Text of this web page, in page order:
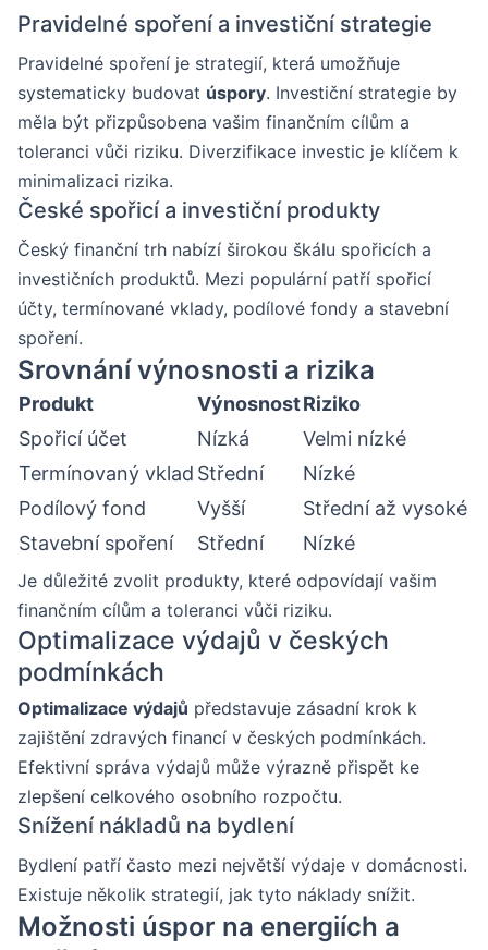
Pravidelné spoření a investiční strategie
Pravidelné spoření je strategií, která umožňuje
systematicky budovat úspory. Investiční strategie by
měla být přizpůsobena vašim finančním cílům a
toleranci vůči riziku. Diverzifikace investic je klíčem k
minimalizaci rizika.
České spořicí a investiční produkty
Český finanční trh nabízí širokou škálu spořicích a
investičních produktů. Mezi populární patří spořicí
účty, termínované vklady, podílové fondy a stavební
spoření.
Srovnání výnosnosti a rizika
Produkt VýnosnostRiziko
Spořicí účet
Nízká
Velmi nízké
Termínovaný vklad Střední
Nízké
Podílový fond
Vyšší
Střední až vysoké
Stavební spoření
Střední Nízké
Je důležité zvolit produkty, které odpovídají vašim
finančním cílům a toleranci vůči riziku.
Optimalizace výdajů v českých
podmínkách
Optimalizace výdajů představuje zásadní krok k
zajištění zdravých financí v českých podmínkách.
Efektivní správa výdajů může výrazně přispět ke
zlepšení celkového osobního rozpočtu.
Snížení nákladů na bydlení
Bydlení patří často mezi největší výdaje v domácnosti.
Existuje několik strategií, jak tyto náklady snížit.
Možnosti úspor na energiích a